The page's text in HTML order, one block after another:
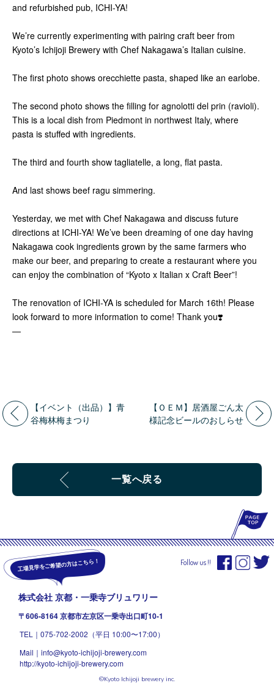
and refurbished pub, ICHI-YA!
We’re currently experimenting with pairing craft beer from
Kyoto’s Ichijoji Brewery with Chef Nakagawa’s Italian cuisine.
The first photo shows orecchiette pasta, shaped like an earlobe.
The second photo shows the filling for agnolotti del prin (ravioli).
This is a local dish from Piedmont in northwest Italy, where
pasta is stuffed with ingredients.
The third and fourth show tagliatelle, a long, flat pasta.
And last shows beef ragu simmering.
Yesterday, we met with Chef Nakagawa and discuss future
directions at ICHI-YA! We’ve been dreaming of one day having
Nakagawa cook ingredients grown by the same farmers who
make our beer, and preparing to create a restaurant where you
can enjoy the combination of “Kyoto x Italian x Craft Beer”!
The renovation of ICHI-YA is scheduled for March 16th! Please
look forward to more information to come! Thank you❣️
—
【イベント（出品）】青
谷梅林梅まつり
【ＯＥＭ】居酒屋ごん太
様記念ビールのおしらせ
一覧へ戻る
Follow us !!
工場見学をご希望の方はこちら！
株式会社 京都・一乗寺ブリュワリー
〒606-8164 京都市左京区一乗寺出口町10-1
TEL｜ 075-702-2002 （平日 10:00〜17:00）
Mail｜ info@kyoto-ichijoji-brewery.com
http://kyoto-ichijoji-brewery.com
©︎Kyoto Ichijoji brewery inc.